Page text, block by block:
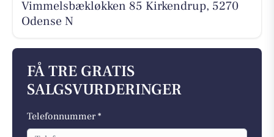
Vimmelsbækløkken 85 Kirkendrup, 5270
Odense N
FÅ TRE GRATIS
SALGSVURDERINGER
Telefonnummer *